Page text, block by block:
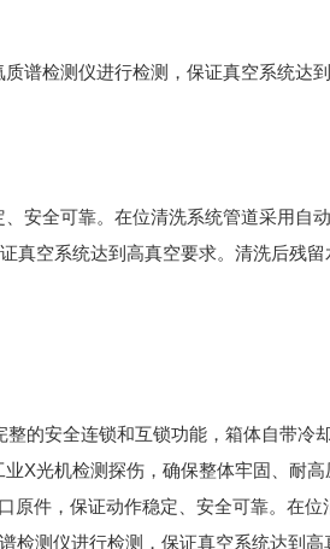
检测仪进行检测，保证真空系统达到
全可靠。在位清洗系统管道采用自
真空系统达到高真空要求。清洗后残
的安全连锁和互锁功能，箱体自带冷
X光机检测探伤，确保整体牢固、耐
件，保证动作稳定、安全可靠。在位
测仪进行检测，保证真空系统达到高